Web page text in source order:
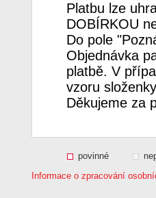
Platbu lze
DOBÍRKOU
Do pole
Objednávka
platbě. V
vzoru
Děkujeme za
povinné
Informace o zpracování